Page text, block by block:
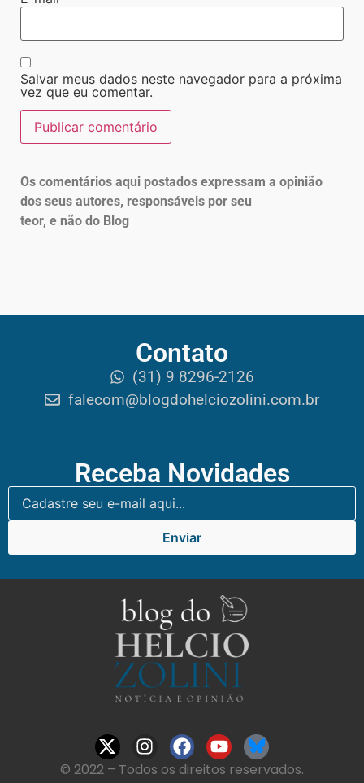
Salvar meus dados neste navegador para a próxima
vez que eu comentar.
Os comentários aqui postados expressam a opinião
dos seus autores, responsáveis por seu
teor, e não do Blog
Contato
(31) 9 8296-2126
falecom@blogdohelciozolini.com.br
Receba Novidades
Enviar
© 2022 – Todos os direitos reservados.